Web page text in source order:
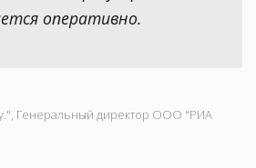
оперативно.
Генеральный директор ООО "РИА